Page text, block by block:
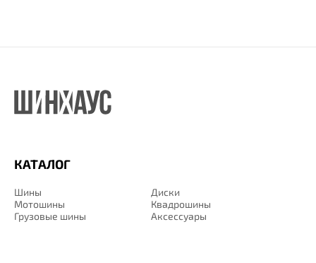
КАТАЛОГ
Шины
Диски
Мотошины
Квадрошины
Грузовые шины
Аксессуары